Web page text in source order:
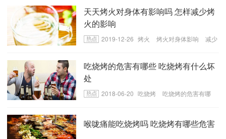
天天烤火对身体有影响吗 怎样减少烤
火的影响
2019-12-26 烤火 烤火对身体影响
减少
吃烧烤的危害有哪些 吃烧烤有什么坏
处
2018-06-20 吃烧烤
吃烧烤的危害有哪
喉咙痛能吃烧烤吗 吃烧烤有哪些危害